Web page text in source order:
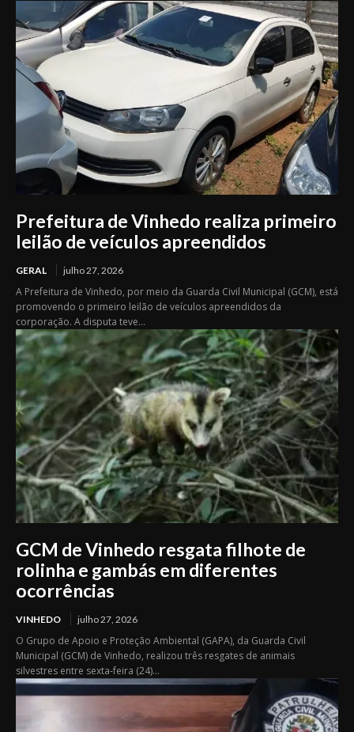
Prefeitura de Vinhedo realiza primeiro
leilão de veículos apreendidos
GERAL julho 27, 2026
A Prefeitura de Vinhedo, por meio da Guarda Civil Municipal (GCM), está
promovendo o primeiro leilão de veículos apreendidos da
corporação. A disputa teve...
GCM de Vinhedo resgata filhote de
rolinha e gambás em diferentes
ocorrências
VINHEDO julho 27, 2026
O Grupo de Apoio e Proteção Ambiental (GAPA), da Guarda Civil
Municipal (GCM) de Vinhedo, realizou três resgates de animais
silvestres entre sexta-feira (24)...